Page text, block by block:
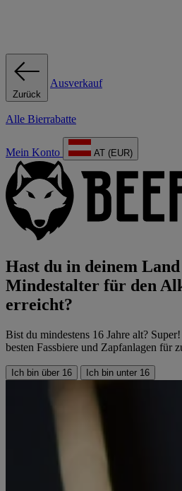
Zurück
Ausverkauf
Alle Bierrabatte
Mein Konto AT (EUR)
Hast du in deinem Land
Mindestalter für den
erreicht?
Bist du mindestens 16 Jahre alt?
besten Fassbiere und Zapfanlagen für
Ich bin über 16 Ich bin unter 16